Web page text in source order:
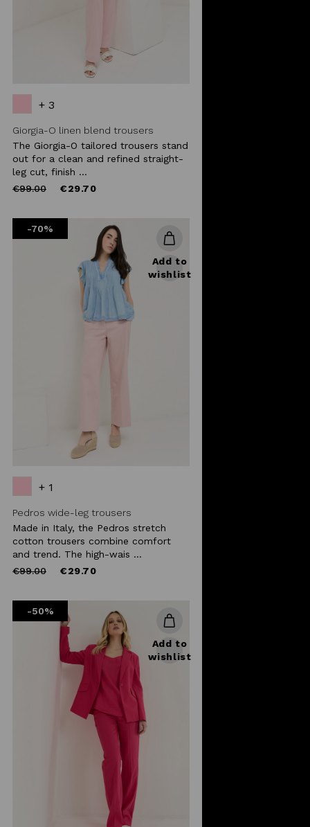
+ 3
Giorgia-O linen blend trousers
The Giorgia-O tailored trousers stand
out for a clean and refined straight-
leg cut, finish ...
Price
€99.00to €29.70
-70%
Add to
wishlist
+ 1
Pedros wide-leg trousers
Made in Italy, the Pedros stretch
cotton trousers combine comfort
and trend. The high-wais ...
Price
€99.00to €29.70
-50%
Add to
wishlist